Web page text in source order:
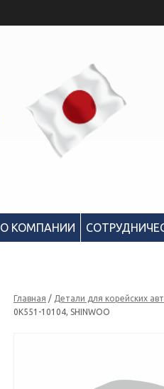
О КОМПАНИИ
Главная / Детали для корейских
0K551-10104, SHINWOO